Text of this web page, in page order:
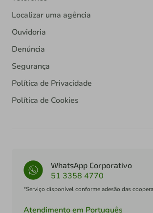
Localizar uma agência
Ouvidoria
Denúncia
Segurança
Política de Privacidade
Política de Cookies
WhatsApp Corporativo
51 3358 4770
*Serviço disponível conforme adesão das
Atendimento em Português